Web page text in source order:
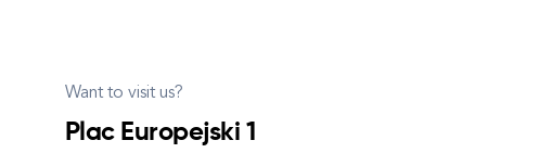
Want to visit us?
Plac Europejski 1